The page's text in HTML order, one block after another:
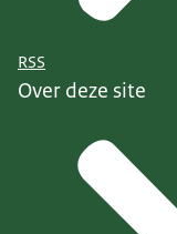
RSS
Over deze site